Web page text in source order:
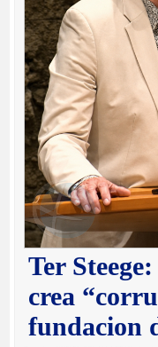
Ter
crea
fundacion